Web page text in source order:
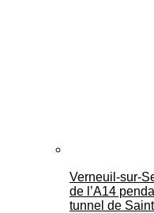
Verneuil-sur-
de l’A14
tunnel de